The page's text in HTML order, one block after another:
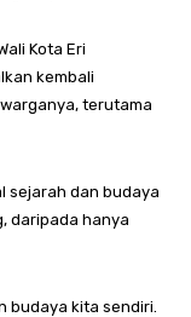
Kota Eri
kembali
terutama
sejarah dan budaya
daripada hanya
budaya kita sendiri.